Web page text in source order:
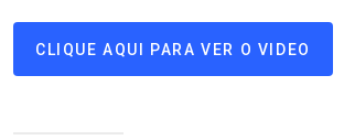
CLIQUE AQUI PARA VER O VIDEO